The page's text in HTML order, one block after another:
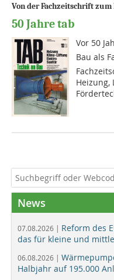
Von der Fachzeitschrift zum
50 Jahre tab
Vor 50
Bau als
Heizung,
News
07.08.2026 | Reform des
das für kleine und
06.08.2026 |
Halbjahr auf 195.000